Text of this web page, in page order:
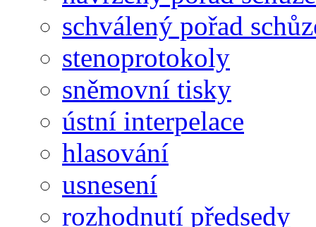
schválený pořad
stenoprotokoly
sněmovní tisky
ústní interpelace
hlasování
usnesení
rozhodnutí předsedy